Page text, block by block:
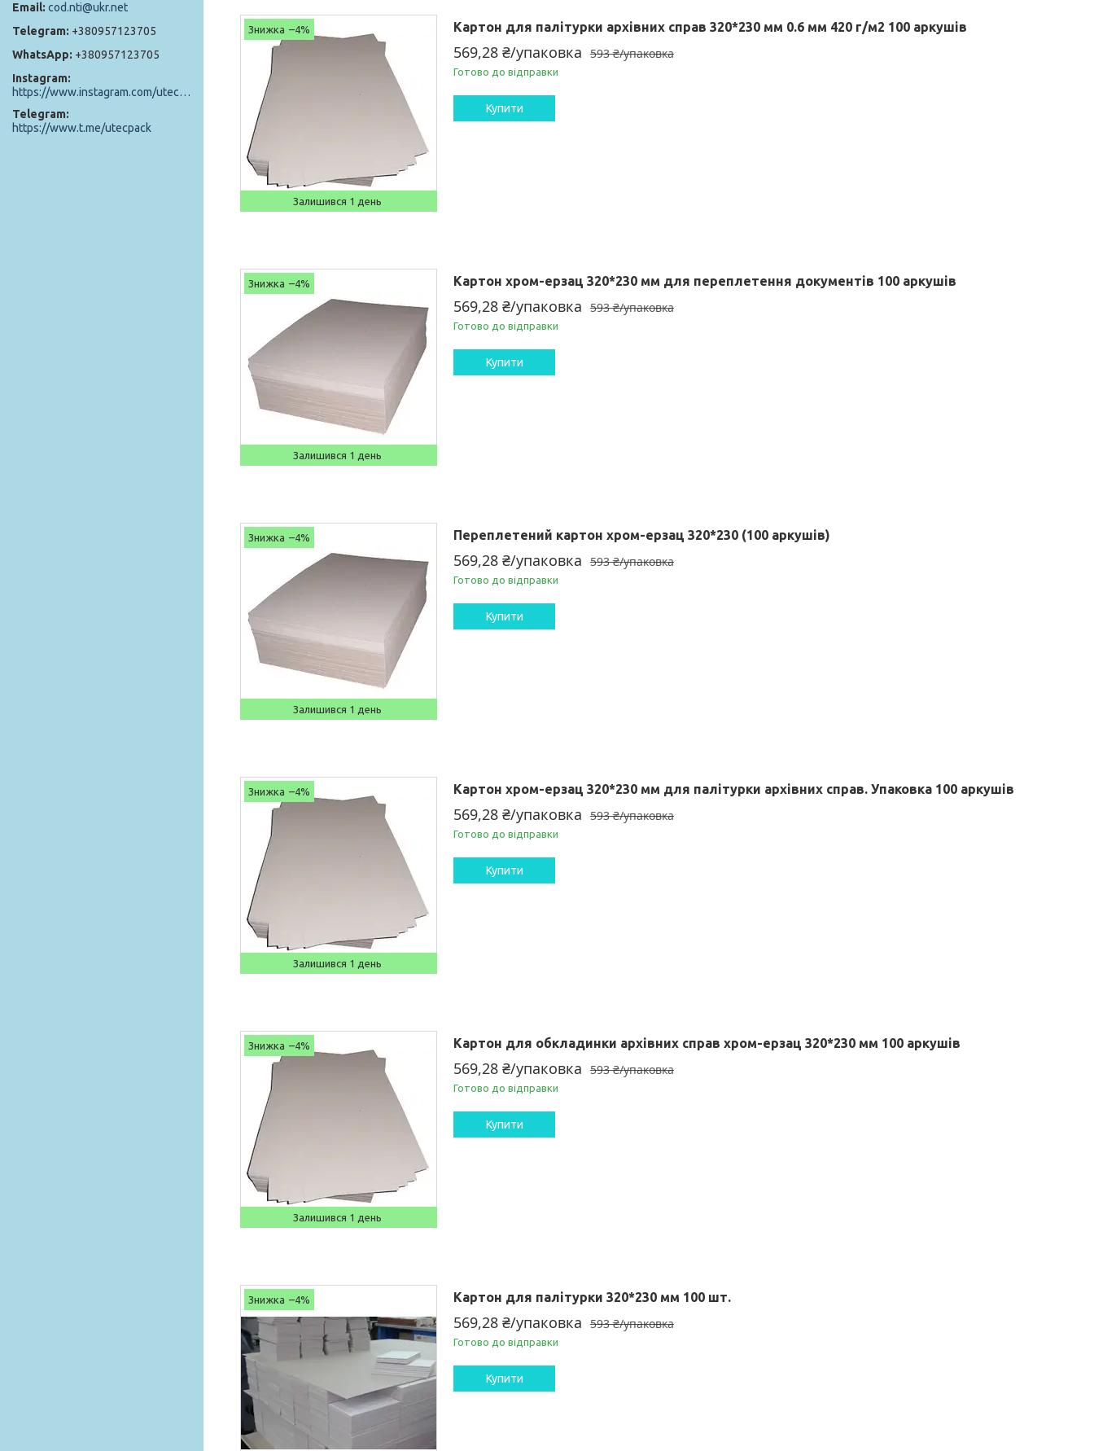
–4%
Залишився 1 день
Картон для палітурки архівних справ 320*230 мм 0.6 мм 420 г/м2 100 аркушів
593 ₴/упаковка
569,28 ₴/упаковка
Готово до відправки
Купити
–4%
Залишився 1 день
Картон хром-ерзац 320*230 мм для переплетення документів 100 аркушів
593 ₴/упаковка
569,28 ₴/упаковка
Готово до відправки
Купити
–4%
Залишився 1 день
Переплетений картон хром-ерзац 320*230 (100 аркушів)
593 ₴/упаковка
569,28 ₴/упаковка
Готово до відправки
Купити
–4%
Залишився 1 день
Картон хром-ерзац 320*230 мм для палітурки архівних справ. Упаковка 100 аркушів
593 ₴/упаковка
569,28 ₴/упаковка
Готово до відправки
Купити
–4%
Залишився 1 день
Картон для обкладинки архівних справ хром-ерзац 320*230 мм 100 аркушів
593 ₴/упаковка
569,28 ₴/упаковка
Готово до відправки
Купити
–4% Картон для палітурки 320*230 мм 100 шт.
593 ₴/упаковка
569,28 ₴/упаковка
Готово до відправки
Купити
cod.nti@ukr.net
+380957123705
+380957123705
Instagram
https://www.instagram.com/utec_pack/
Telegram
https://www.t.me/utecpack